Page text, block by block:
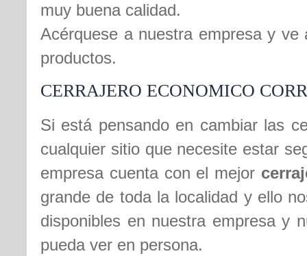
muy buena calidad.
Acérquese a nuestra empresa y
productos.
CERRAJERO ECONOMICO
Si está pensando en cambiar las
cualquier sitio que necesite estar
empresa cuenta con el mejor
grande de toda la localidad y ello
disponibles en nuestra empresa y
pueda ver en persona.